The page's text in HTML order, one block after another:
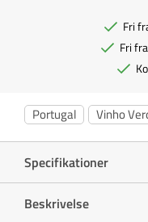
Fri
Fri
Portugal Vinho
Specifikationer
Beskrivelse